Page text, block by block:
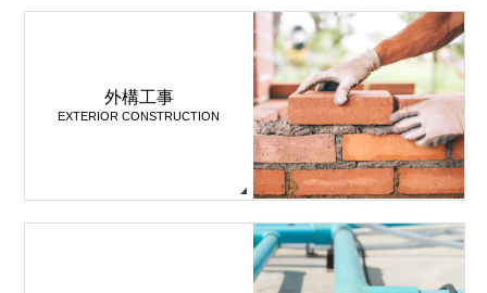
外構工事
EXTERIOR CONSTRUCTION